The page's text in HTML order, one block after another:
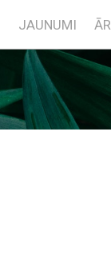
JAUNUMI